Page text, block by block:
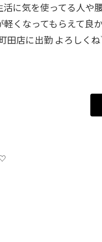
に気を使ってる人や
軽くなってもらえて良
田店に出勤 よろしく